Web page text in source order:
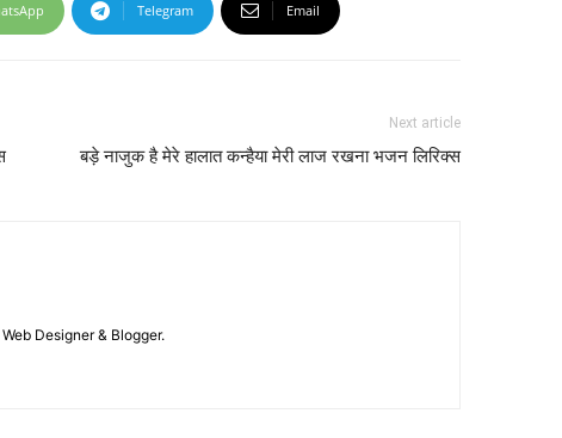
Telegram Email
Next article
बड़े नाजुक है मेरे हालात कन्हैया मेरी लाज रखना भजन लिरिक्स
Designer & Blogger.